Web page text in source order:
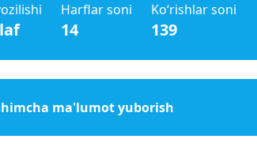
Harflar soni
14
Ko‘rishlar soni
139
ma'lumot yuborish